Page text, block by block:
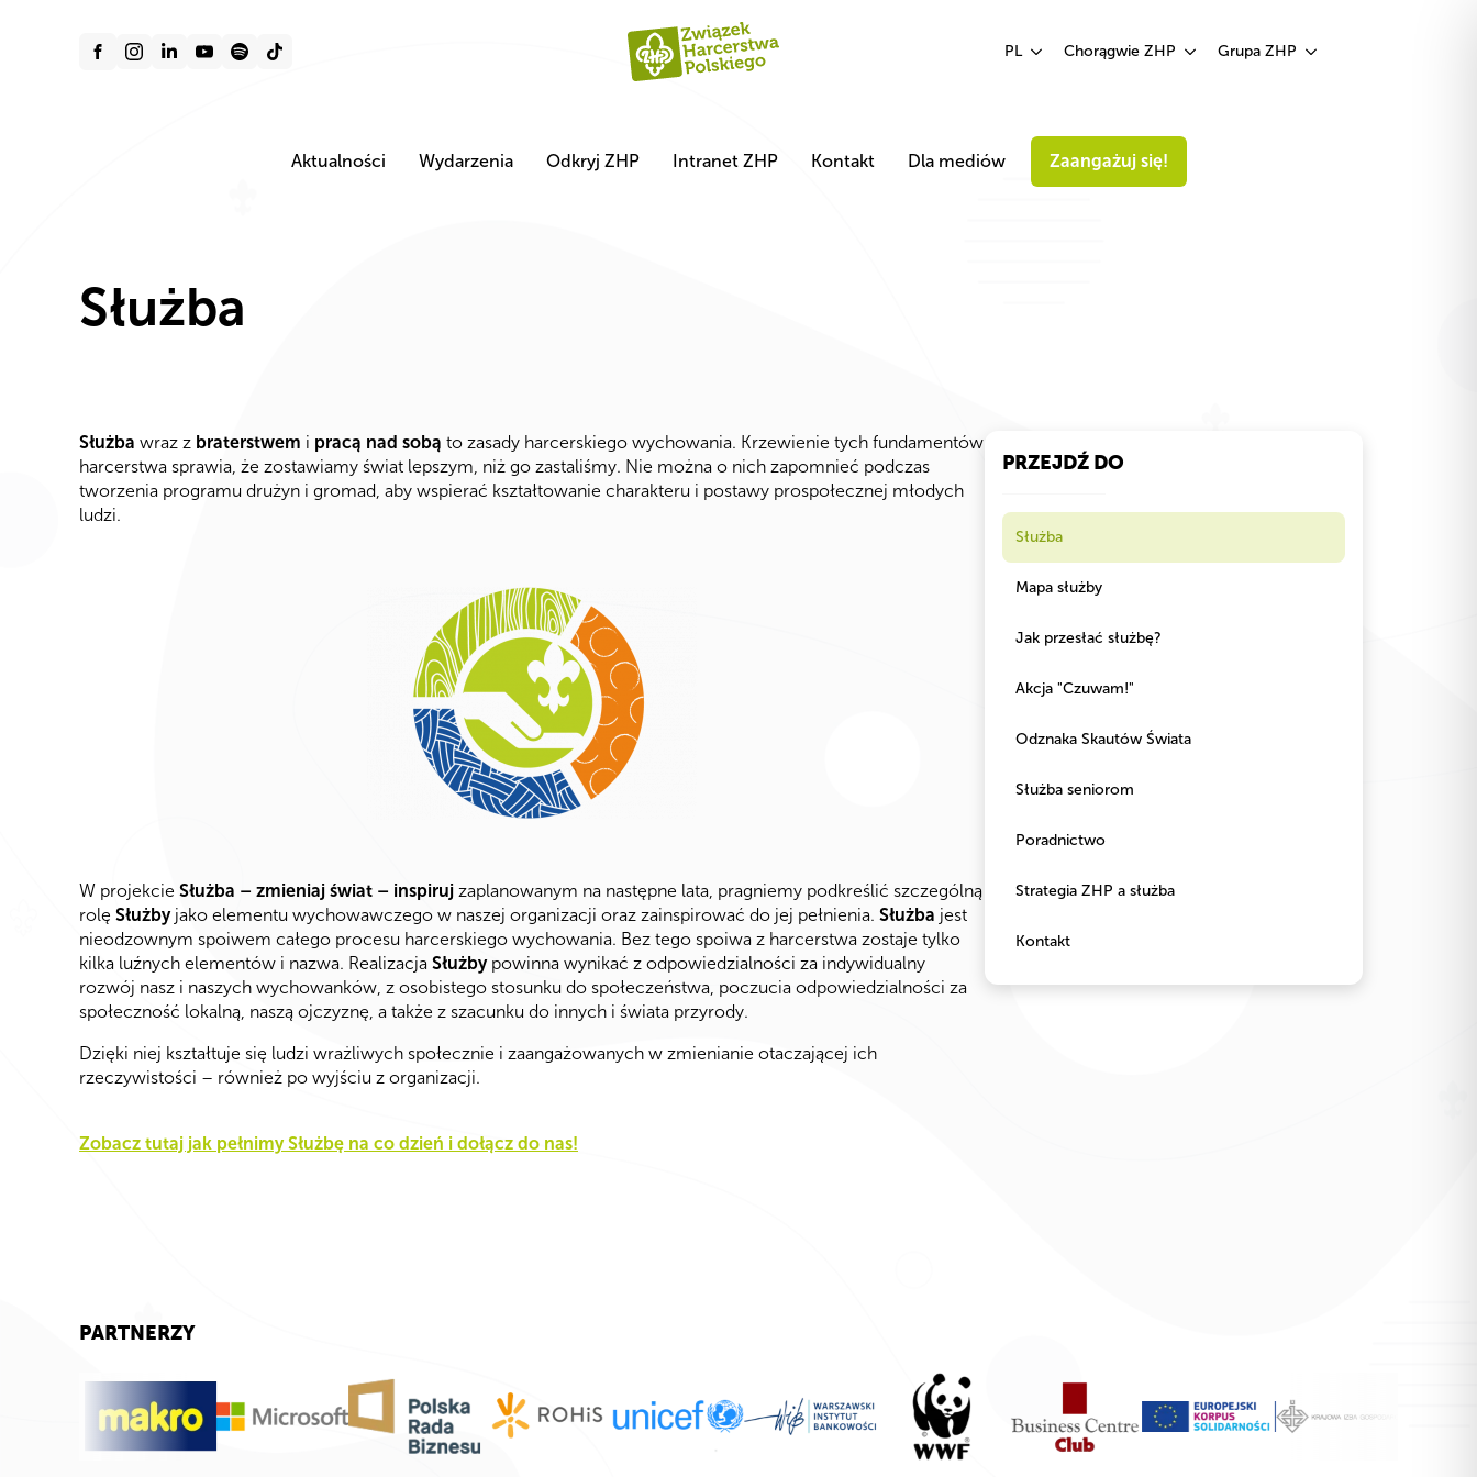
PL Chorągwie ZHP Grupa ZHP
Aktualności Wydarzenia Odkryj ZHP Intranet ZHP Kontakt Dla mediów Zaangażuj się!
Służba
Służba wraz z braterstwem i pracą nad sobą to zasady harcerskiego wychowania. Krzewienie tych fundamentów
harcerstwa sprawia, że zostawiamy świat lepszym, niż go zastaliśmy. Nie można o nich zapomnieć podczas
tworzenia programu drużyn i gromad, aby wspierać kształtowanie charakteru i postawy prospołecznej młodych
ludzi.
W projekcie Służba – zmieniaj świat – inspiruj zaplanowanym na następne lata, pragniemy podkreślić szczególną
rolę Służby jako elementu wychowawczego w naszej organizacji oraz zainspirować do jej pełnienia. Służba jest
nieodzownym spoiwem całego procesu harcerskiego wychowania. Bez tego spoiwa z harcerstwa zostaje tylko
kilka luźnych elementów i nazwa. Realizacja Służby powinna wynikać z odpowiedzialności za indywidualny
rozwój nasz i naszych wychowanków, z osobistego stosunku do społeczeństwa, poczucia odpowiedzialności za
społeczność lokalną, naszą ojczyznę, a także z szacunku do innych i świata przyrody.
Dzięki niej kształtuje się ludzi wrażliwych społecznie i zaangażowanych w zmienianie otaczającej ich
rzeczywistości – również po wyjściu z organizacji.
Zobacz tutaj jak pełnimy Służbę na co dzień i dołącz do nas!
PRZEJDŹ DO
Służba
Mapa służby
Jak przesłać służbę?
Akcja "Czuwam!"
Odznaka Skautów Świata
Służba seniorom
Poradnictwo
Strategia ZHP a służba
Kontakt
PARTNERZY